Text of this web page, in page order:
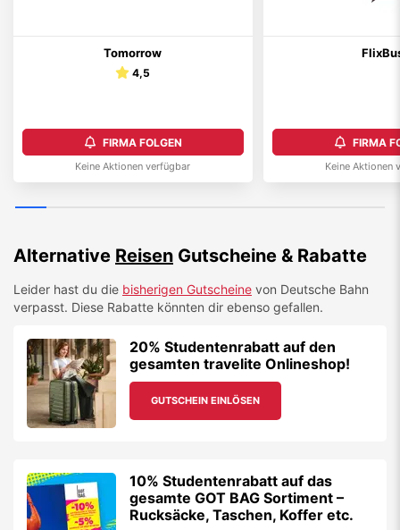
Tomorrow
4,5
FIRMA FOLGEN
Keine Aktionen verfügbar
FIRMA
Keine Aktionen
Alternative Reisen Gutscheine & Rabatte
Leider hast du die bisherigen Gutscheine von Deutsche Bahn
verpasst. Diese Rabatte könnten dir ebenso gefallen.
20% Studentenrabatt auf den
gesamten travelite Onlineshop!
GUTSCHEIN EINLÖSEN
10% Studentenrabatt auf das
gesamte GOT BAG Sortiment –
Rucksäcke, Taschen, Koffer etc.